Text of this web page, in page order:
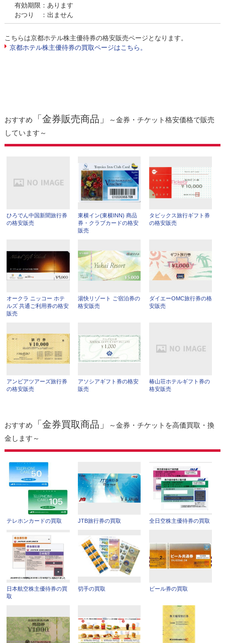
有効期限：あります
おつり ：出ません
こちらは京都ホテル株主優待券の格安販売ページとなります。
京都ホテル株主優待券の買取ページはこちら。
おすすめ 「金券販売商品」
～金券・チケット格安価格で販売
しています～
ひろでん中国新聞旅行券
の格安販売
東横イン(東横INN) 商品
券・クラブカードの格安
販売
タビックス旅行ギフト券
の格安販売
オークラ ニッコー ホテ
ルズ 共通ご利用券の格安
販売
湯快リゾート ご宿泊券の
格安販売
ダイエーOMC旅行券の格
安販売
アンビアツアーズ旅行券
の格安販売
アソシアギフト券の格安
販売
椿山荘ホテルギフト券の
格安販売
おすすめ 「金券買取商品」
～金券・チケットを高価買取・換
金します～
テレホンカードの買取 JTB旅行券の買取 全日空株主優待券の買取
日本航空株主優待券の買
取
切手の買取 ビール券の買取